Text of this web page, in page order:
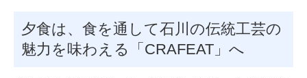
夕食は、食を通して石川の伝統工芸の
魅力を味わえる「CRAFEAT」へ